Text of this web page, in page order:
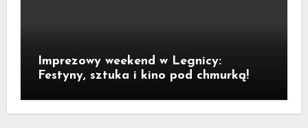
Imprezowy weekend w Legnicy:
Festyny, sztuka i kino pod chmurką!